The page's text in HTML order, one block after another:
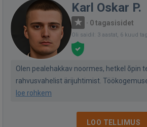
Karl Oskar P.
· 0 tagasisidet
Oli saidil: 3 aastat, 6 kuud
Olen pealehakkav noormes, hetkel õpin
rahvusvahelist ärijuhtimist.
loe rohkem
LOO TELLIMUS